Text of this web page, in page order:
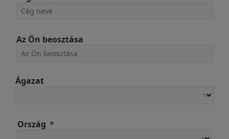
Az Ön beosztása
Ágazat
Ország